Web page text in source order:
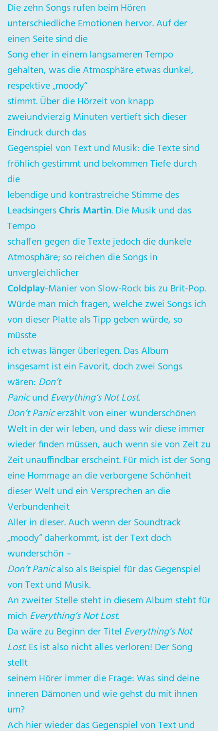
Die zehn Songs rufen beim Hören
unterschiedliche Emotionen hervor. Auf der
einen Seite sind die
Song eher in einem langsameren Tempo
gehalten, was die Atmosphäre etwas dunkel,
respektive „moody“
stimmt. Über die Hörzeit von knapp
zweiundvierzig Minuten vertieft sich dieser
Eindruck durch das
Gegenspiel von Text und Musik: die Texte sind
fröhlich gestimmt und bekommen Tiefe durch
die
lebendige und kontrastreiche Stimme des
LeadsingersChris Martin. Die Musik und das
Tempo
schaffen gegen die Texte jedoch die dunkele
Atmosphäre; so reichen die Songs in
unvergleichlicher
Coldplay-Manier von Slow-Rock bis zu Brit-Pop.
Würde man mich fragen, welche zwei Songs ich
von dieser Platte als Tipp geben würde, so
müsste
ich etwas länger überlegen. Das Album
insgesamt ist ein Favorit, doch zwei Songs
wären: Don‘t
Panicund Everything‘s Not Lost.
Don‘t Panicerzählt von einer wunderschönen
Welt in der wir leben, und dass wir diese immer
wieder finden müssen, auch wenn sie von Zeit zu
Zeit unauffindbar erscheint. Für mich ist der Song
eine Hommage an die verborgene Schönheit
dieser Welt und ein Versprechen an die
Verbundenheit
Aller in dieser. Auch wenn der Soundtrack
„moody“ daherkommt, ist der Text doch
wunderschön –
Don‘t Panicalso als Beispiel für das Gegenspiel
von Text und Musik.
An zweiter Stelle steht in diesem Album steht für
mich Everything‘s Not Lost.
Da wäre zu Beginn der Titel Everything‘s Not
Lost. Es ist also nicht alles verloren! Der Song
stellt
seinem Hörer immer die Frage: Was sind deine
inneren Dämonen und wie gehst du mit ihnen
um?
Ach hier wieder das Gegenspiel von Text und